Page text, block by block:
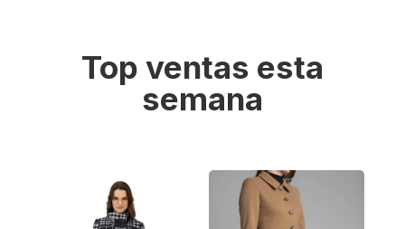
Top ventas esta
semana